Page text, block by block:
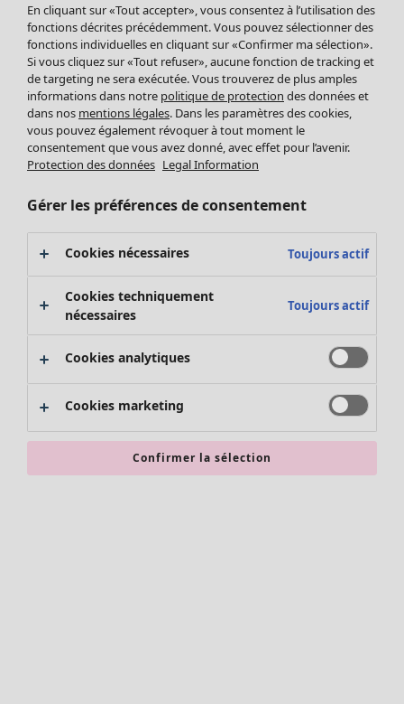
Leggings et collants
Accessoires
Chaussures
Vêtements de bain
Basics
Soldes Mobilier
Bonnes affaires déco
Décoration
Textiles
Tapis
Éponge
Promos SOLDES
Les promos de Gudrun Sjödén
Nouvel arrivage
Bonnes affaires en soldes - jusqu'à -70
En cliquant sur «Tout accepter», vous consentez à l’utilisation des
fonctions décrites précédemment. Vous pouvez sélectionner des
fonctions individuelles en cliquant sur «Confirmer ma sélection».
Si vous cliquez sur «Tout refuser», aucune fonction de tracking et
de targeting ne sera exécutée. Vous trouverez de plus amples
informations dans notre politique de protection des données et
dans nos mentions légales. Dans les paramètres des cookies,
vous pouvez également révoquer à tout moment le
consentement que vous avez donné, avec effet pour l’avenir.
Protection des données Legal Information
Gérer les préférences de consentement
Cookies nécessaires Toujours actif
Cookies techniquement
nécessaires
Toujours actif
Cookies analytiques
Cookies marketing
Confirmer la sélection